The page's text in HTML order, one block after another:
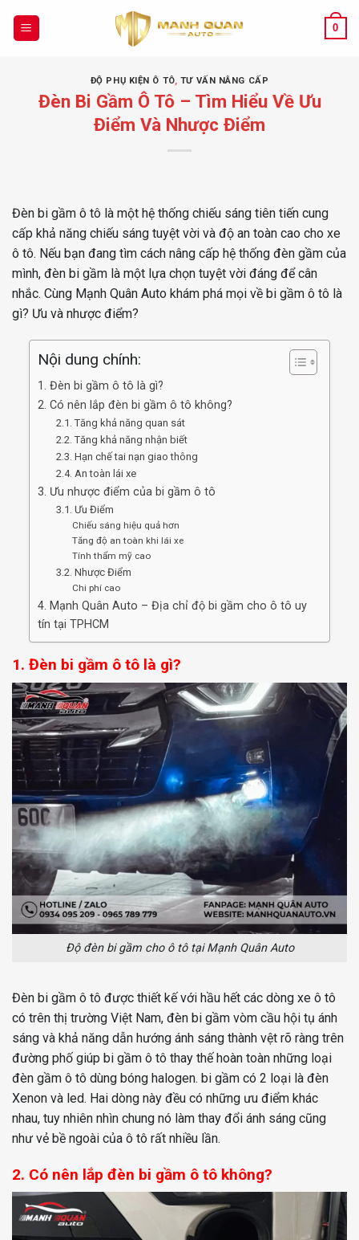
0
ĐỘ PHỤ KIỆN Ô TÔ, TƯ VẤN NÂNG CẤP
Đèn Bi Gầm Ô Tô – Tìm Hiểu Về Ưu
Điểm Và Nhược Điểm
Đèn bi gầm ô tô là một hệ thống chiếu sáng tiên tiến cung
cấp khả năng chiếu sáng tuyệt vời và độ an toàn cao cho xe
ô tô. Nếu bạn đang tìm cách nâng cấp hệ thống đèn gầm của
mình, đèn bi gầm là một lựa chọn tuyệt vời đáng để cân
nhắc. Cùng Mạnh Quân Auto khám phá mọi về bi gầm ô tô là
gì? Ưu và nhược điểm?
Nội dung chính:
1. Đèn bi gầm ô tô là gì?
2. Có nên lắp đèn bi gầm ô tô không?
2.1. Tăng khả năng quan sát
2.2. Tăng khả năng nhận biết
2.3. Hạn chế tai nạn giao thông
2.4. An toàn lái xe
3. Ưu nhược điểm của bi gầm ô tô
3.1. Ưu Điểm
Chiếu sáng hiệu quả hơn
Tăng độ an toàn khi lái xe
Tính thẩm mỹ cao
3.2. Nhược Điểm
Chi phí cao
4. Mạnh Quân Auto – Địa chỉ độ bi gầm cho ô tô uy
tín tại TPHCM
1. Đèn bi gầm ô tô là gì?
Độ đèn bi gầm cho ô tô tại Mạnh Quân Auto
Đèn bi gầm ô tô được thiết kế với hầu hết các dòng xe ô tô
có trên thị trường Việt Nam, đèn bi gầm vòm cầu hội tụ ánh
sáng và khả năng dẫn hướng ánh sáng thành vệt rõ ràng trên
đường phố giúp bi gầm ô tô thay thế hoàn toàn những loại
đèn gầm ô tô dùng bóng halogen. bi gầm có 2 loại là đèn
Xenon và led. Hai dòng này đều có những ưu điểm khác
nhau, tuy nhiên nhìn chung nó làm thay đổi ánh sáng cũng
như vẻ bề ngoài của ô tô rất nhiều lần.
2. Có nên lắp đèn bi gầm ô tô không?